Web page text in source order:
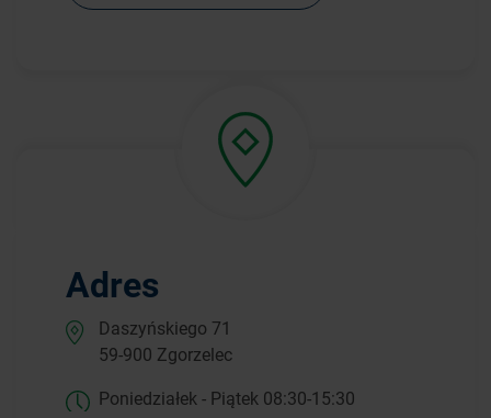
Adres
Daszyńskiego 71
59-900 Zgorzelec
Poniedziałek - Piątek 08:30-15:30